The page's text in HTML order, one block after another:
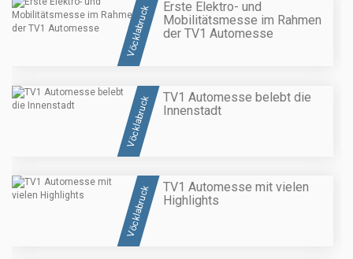
Vöcklabruck
Erste Elektro- und
Mobilitätsmesse im Rahmen
der TV1 Automesse
Vöcklabruck
TV1 Automesse belebt die
Innenstadt
Vöcklabruck
TV1 Automesse mit vielen
Highlights